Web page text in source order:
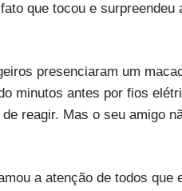
que tocou e
presenciaram um
minutos antes por fios
reagir. Mas o seu amigo
a atenção de todos